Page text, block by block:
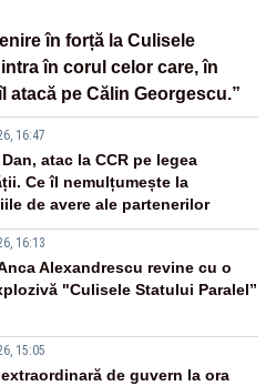
în forță la Culisele
în corul celor care, în
atacă pe Călin Georgescu.”
16:47
atac la CCR pe legea
Ce îl nemulțumește la
de avere ale partenerilor
16:13
Alexandrescu revine cu o
"Culisele Statului Paralel”
15:05
de guvern la ora